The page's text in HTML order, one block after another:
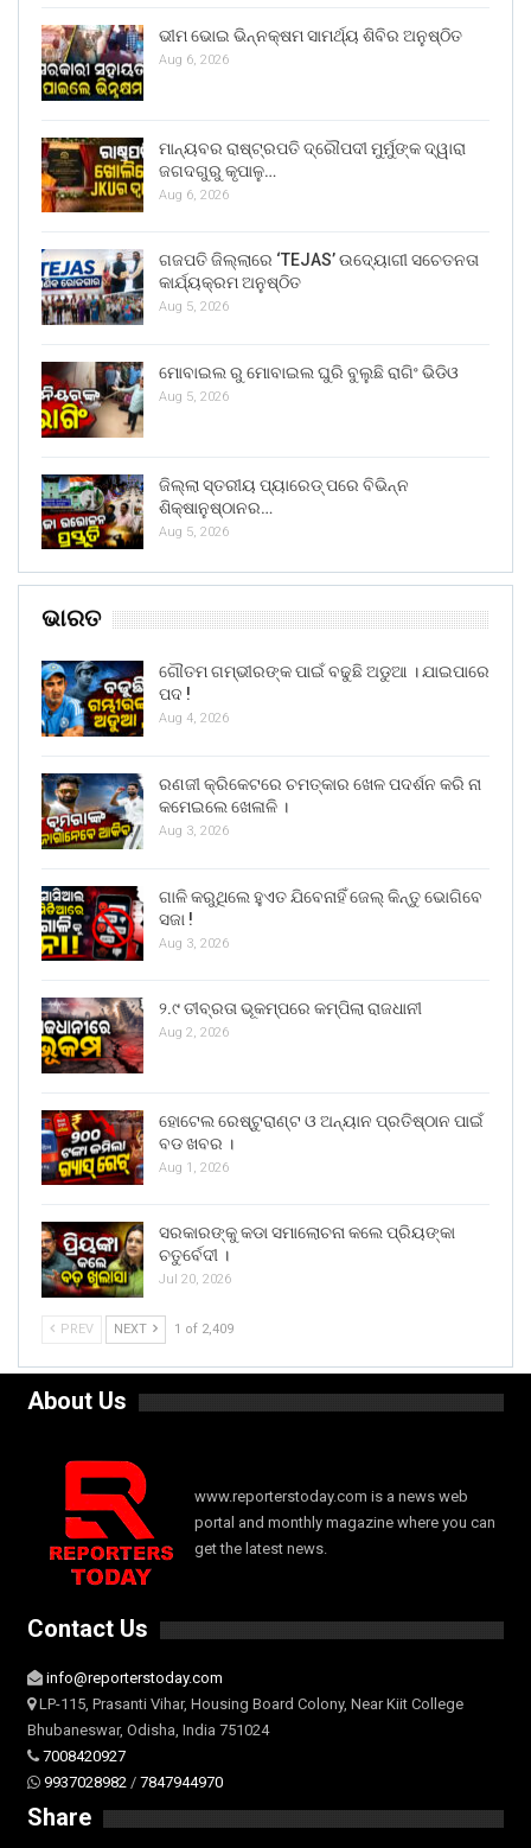
ଭୀମ ଭୋଇ ଭିନ୍ନକ୍ଷମ ସାମର୍ଥ୍ୟ ଶିବିର ଅନୁଷ୍ଠିତ
Aug 6, 2026
ମାନ୍ୟବର ରାଷ୍ଟ୍ରପତି ଦ୍ରୌପଦୀ ମୁର୍ମୁଙ୍କ ଦ୍ୱାରା
ଜଗଦଗୁରୁ କୃପାଳୁ…
Aug 6, 2026
ଗଜପତି ଜିଲ୍ଲାରେ ‘TEJAS’ ଉଦ୍ୟୋଗୀ ସଚେତନତା
କାର୍ଯ୍ୟକ୍ରମ ଅନୁଷ୍ଠିତ
Aug 5, 2026
ମୋବାଇଲ ରୁ ମୋବାଇଲ ଘୁରି ବୁଲୁଛି ରାଗିଂ ଭିଡିଓ
Aug 5, 2026
ଜିଲ୍ଲା ସ୍ତରୀୟ ପ୍ୟାରେଡ୍ ପରେ ବିଭିନ୍ନ
ଶିକ୍ଷାନୁଷ୍ଠାନର…
Aug 5, 2026
ଭାରତ
ଗୌତମ ଗମ୍ଭୀରଙ୍କ ପାଇଁ ବଢୁଛି ଅଡୁଆ । ଯାଇପାରେ
ପଦ !
Aug 4, 2026
ରଣଜୀ କ୍ରିକେଟରେ ଚମତ୍କାର ଖେଳ ପଦର୍ଶନ କରି ନା
କମେଇଲେ ଖେଳାଳି ।
Aug 3, 2026
ଗାଳି କରୁଥିଲେ ହୁଏତ ଯିବେନାହିଁ ଜେଲ୍ କିନ୍ତୁ ଭୋଗିବେ
ସଜା !
Aug 3, 2026
୨.୯ ତୀବ୍ରତା ଭୂକମ୍ପରେ କମ୍ପିଲା ରାଜଧାନୀ
Aug 2, 2026
ହୋଟେଲ ରେଷ୍ଟୁରାଣ୍ଟ ଓ ଅନ୍ୟାନ ପ୍ରତିଷ୍ଠାନ ପାଇଁ
ବଡ ଖବର ।
Aug 1, 2026
ସରକାରଙ୍କୁ କଡା ସମାଲୋଚନା କଲେ ପ୍ରିୟଙ୍କା
ଚତୁର୍ବେଦୀ ।
Jul 20, 2026
PREV NEXT 1 of 2,409
About Us
www.reporterstoday.com is a news web
portal and monthly magazine where you can
get the latest news.
Contact Us
info@reporterstoday.com
LP-115, Prasanti Vihar, Housing Board Colony, Near Kiit College
Bhubaneswar, Odisha, India 751024
7008420927
9937028982 / 7847944970
Share